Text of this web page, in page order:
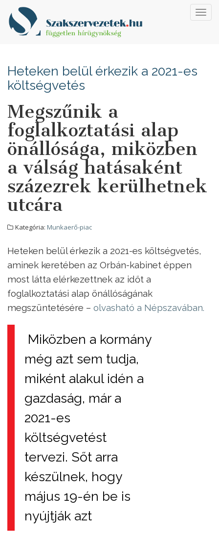
Heteken belül érkezik a 2021-es
költségvetés
Megszűnik a
foglalkoztatási alap
önállósága, miközben
a válság hatásaként
százezrek kerülhetnek
utcára
Kategória: Munkaerő-piac
Heteken belül érkezik a 2021-es költségvetés,
aminek keretében az Orbán-kabinet éppen
most látta elérkezettnek az időt a
foglalkoztatási alap önállóságának
megszüntetésére – olvasható a Népszavában.
Miközben a kormány
még azt sem tudja,
miként alakul idén a
gazdaság, már a
2021-es
költségvetést
tervezi. Sőt arra
készülnek, hogy
május 19-én be is
nyújtják azt